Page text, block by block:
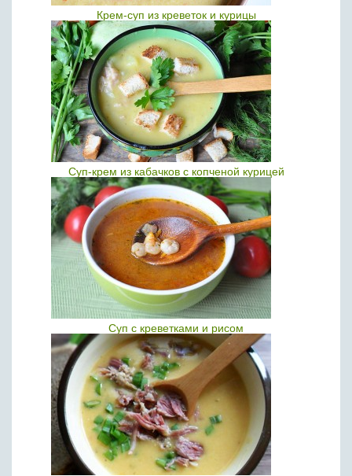
Крем-суп из креветок и курицы
Суп-крем из кабачков с копченой курицей
Суп с креветками и рисом